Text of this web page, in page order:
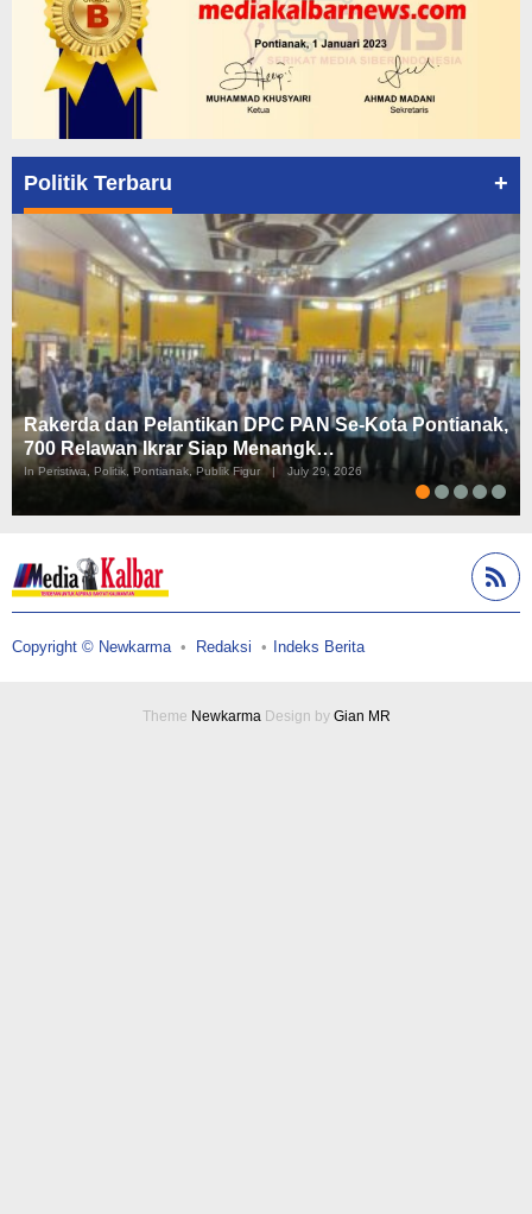
Politik Terbaru +
Rakerda dan Pelantikan DPC PAN Se-Kota Pontianak,
700 Relawan Ikrar Siap Menangk…
In Peristiwa, Politik, Pontianak, Publik Figur July 29, 2026
Copyright © Newkarma Redaksi Indeks Berita
Theme NewkarmaDesign by Gian MR